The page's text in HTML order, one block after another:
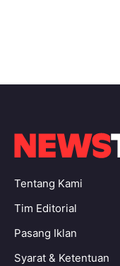
Tentang Kami
Tim Editorial
Pasang Iklan
Syarat & Ketentuan